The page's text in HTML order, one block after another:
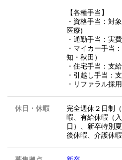
【各種手当】
・資格手当：対
医療)
・通勤手当：実
・マイカー手当
知・秋田）
・住宅手当：支
・引越し手当：
・リファラル採
休日・休暇
完全週休２日制
暇、有給休暇（
日）、新卒特別
後休暇、介護休暇